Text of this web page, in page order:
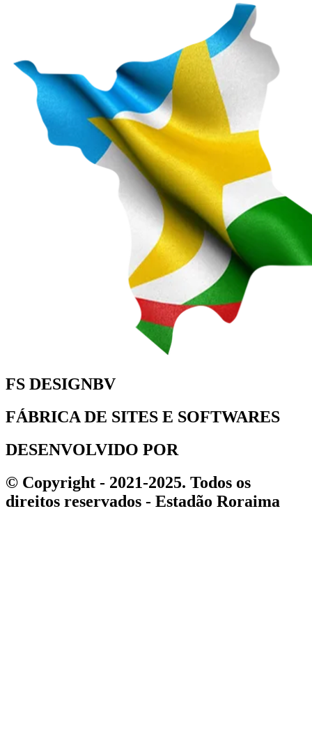
FS DESIGNBV
FÁBRICA DE SITES E SOFTWARES
DESENVOLVIDO POR
© Copyright - 2021-2025. Todos os
direitos reservados - Estadão Roraima